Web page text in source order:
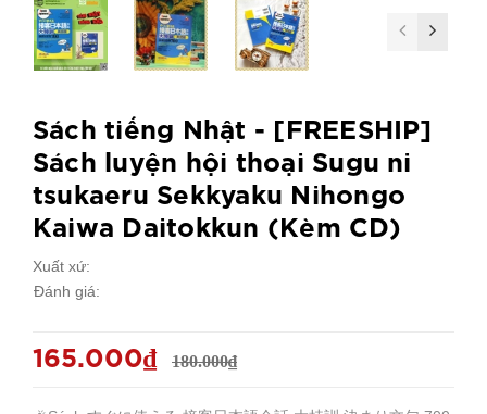
Sách tiếng Nhật - [FREESHIP]
Sách luyện hội thoại Sugu ni
tsukaeru Sekkyaku Nihongo
Kaiwa Daitokkun (Kèm CD)
Xuất xứ:
Đánh giá:
165.000₫ 180.000₫